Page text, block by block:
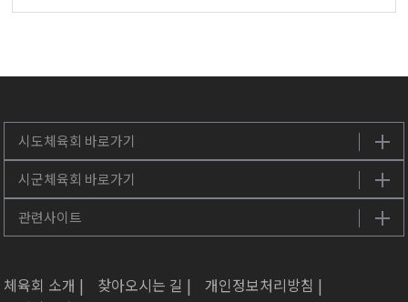
체육회 소개 | 찾아오시는 길 |
개인정보처리방침 |